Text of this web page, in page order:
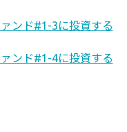
ンド#1-3に投資する
ンド#1-4に投資する